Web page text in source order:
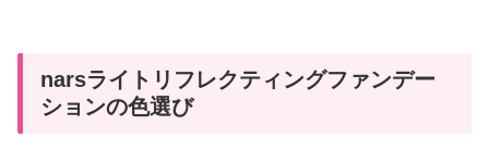
narsライトリフレクティングファンデー
ションの色選び